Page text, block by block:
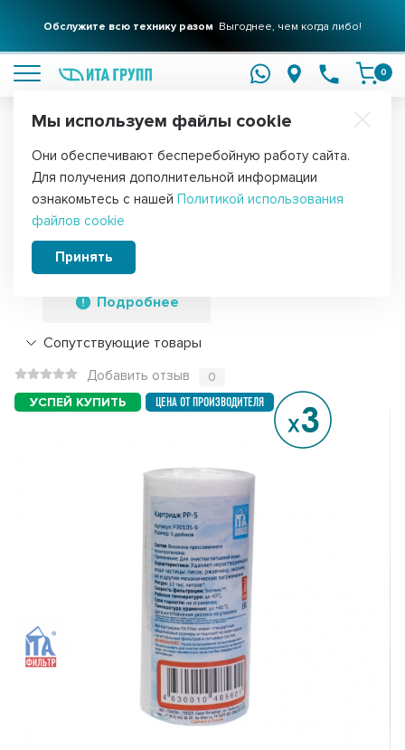
Обслужите всю технику разом Выгоднее, чем когда либо!
Фильтры для вашего домаРешения для очистки воды подробнее
0
Главная Фильтры для воды Картриджи Картриджи грубой
Набор 3шт Картридж для фильтра
воды ИТА полипропиленовый PP 5" 5
мкм, KMF30105-5-3
Подробнее
Сопутствующие товары
Добавить отзыв 0
Мы используем файлы cookie
Они обеспечивают бесперебойную работу сайта.
Для получения дополнительной информации
ознакомьтесь с нашей Политикой использования
файлов cookie
Принять